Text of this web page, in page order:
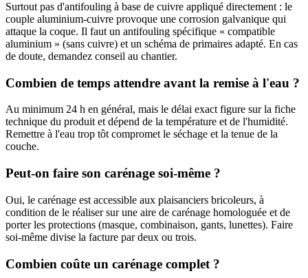
Surtout pas d'antifouling à base de cuivre appliqué directement : le
couple aluminium-cuivre provoque une corrosion galvanique qui
attaque la coque. Il faut un antifouling spécifique « compatible
aluminium » (sans cuivre) et un schéma de primaires adapté. En cas
de doute, demandez conseil au chantier.
Combien de temps attendre avant la remise à l'eau ?
Au minimum 24 h en général, mais le délai exact figure sur la fiche
technique du produit et dépend de la température et de l'humidité.
Remettre à l'eau trop tôt compromet le séchage et la tenue de la
couche.
Peut-on faire son carénage soi-même ?
Oui, le carénage est accessible aux plaisanciers bricoleurs, à
condition de le réaliser sur une aire de carénage homologuée et de
porter les protections (masque, combinaison, gants, lunettes). Faire
soi-même divise la facture par deux ou trois.
Combien coûte un carénage complet ?